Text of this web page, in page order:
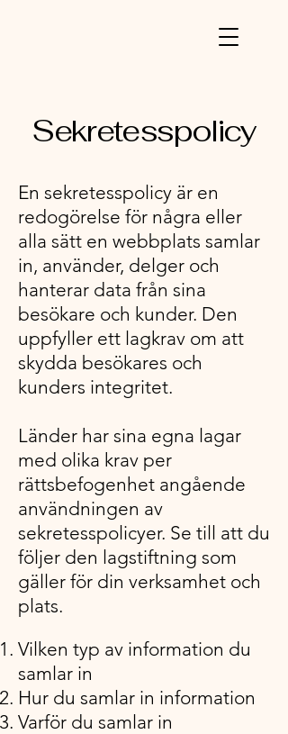
Sekretesspolicy
En sekretesspolicy är en
redogörelse för några eller
alla sätt en webbplats samlar
in, använder, delger och
hanterar data från sina
besökare och kunder. Den
uppfyller ett lagkrav om att
skydda besökares och
kunders integritet.
Länder har sina egna lagar
med olika krav per
rättsbefogenhet angående
användningen av
sekretesspolicyer. Se till att du
följer den lagstiftning som
gäller för din verksamhet och
plats.
Vilken typ av information du
samlar in
Hur du samlar in information
Varför du samlar in